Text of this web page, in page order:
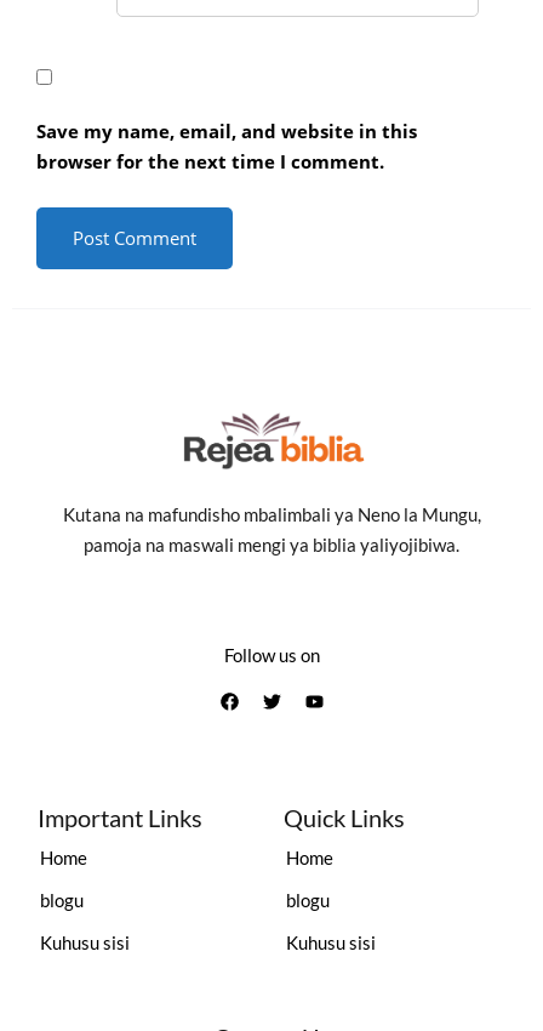
Save my name, email, and website in this
browser for the next time I comment.
Kutana na mafundisho mbalimbali ya Neno la Mungu,
pamoja na maswali mengi ya biblia yaliyojibiwa.
Follow us on
Important Links
Home
blogu
Kuhusu sisi
Quick Links
Home
blogu
Kuhusu sisi